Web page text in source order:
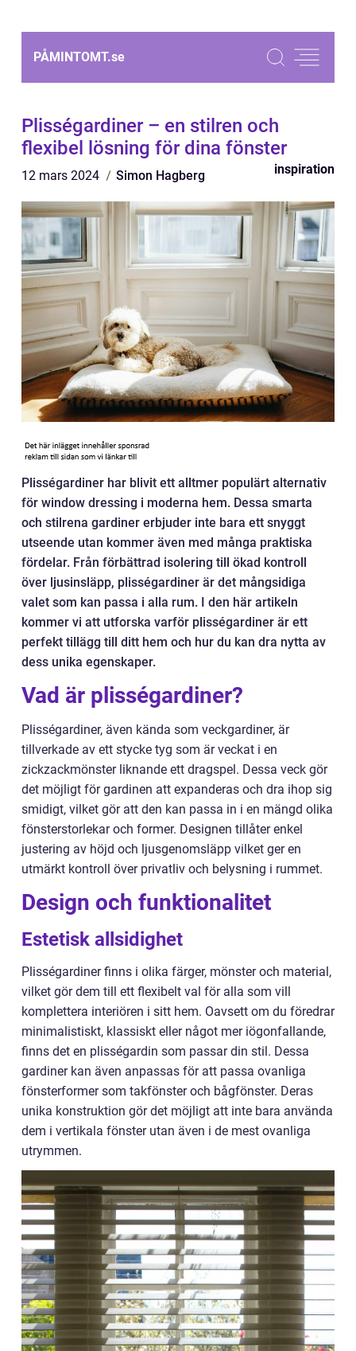
PÅMINTOMT.se
Plisségardiner – en stilren och
flexibel lösning för dina fönster
12 mars 2024 Simon Hagberg inspiration
Plisségardiner har blivit ett alltmer populärt alternativ
för window dressing i moderna hem. Dessa smarta
och stilrena gardiner erbjuder inte bara ett snyggt
utseende utan kommer även med många praktiska
fördelar. Från förbättrad isolering till ökad kontroll
över ljusinsläpp, plisségardiner är det mångsidiga
valet som kan passa i alla rum. I den här artikeln
kommer vi att utforska varför plisségardiner är ett
perfekt tillägg till ditt hem och hur du kan dra nytta av
dess unika egenskaper.
Vad är plisségardiner?
Plisségardiner, även kända som veckgardiner, är
tillverkade av ett stycke tyg som är veckat i en
zickzackmönster liknande ett dragspel. Dessa veck gör
det möjligt för gardinen att expanderas och dra ihop sig
smidigt, vilket gör att den kan passa in i en mängd olika
fönsterstorlekar och former. Designen tillåter enkel
justering av höjd och ljusgenomsläpp vilket ger en
utmärkt kontroll över privatliv och belysning i rummet.
Design och funktionalitet
Estetisk allsidighet
Plisségardiner finns i olika färger, mönster och material,
vilket gör dem till ett flexibelt val för alla som vill
komplettera interiören i sitt hem. Oavsett om du föredrar
minimalistiskt, klassiskt eller något mer iögonfallande,
finns det en plisségardin som passar din stil. Dessa
gardiner kan även anpassas för att passa ovanliga
fönsterformer som takfönster och bågfönster. Deras
unika konstruktion gör det möjligt att inte bara använda
dem i vertikala fönster utan även i de mest ovanliga
utrymmen.